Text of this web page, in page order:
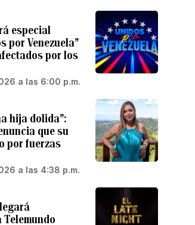
especial
por Venezuela”
por los
a las 6:00 p.m.
hija dolida”:
que su
por fuerzas
a las 4:38 p.m.
Telemundo